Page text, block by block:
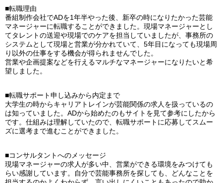
■転職理由
番組制作会社でADを1年半やった後、新卒の時になりたかった芸能
マネージャーに転職することができました。現場マネージャーとし
てタレントの送迎や現場でのケアを担当していましたが、事務所の
システムとして現場と営業が分かれていて、5年目になっても現場周
り以外の仕事をする機会が得られませんでした。
営業や企画提案などを行えるマルチなマネージャーになりたいと希
望しました。
■転職サポート申し込みから内定まで
大学生の時からキャリアトレインが芸能関係の求人を扱っているの
は知っていました。ADから始めたのもサイトを見て参考にしたから
です。仕組みは理解していたので、転職サポートに応募してスムー
ズに選考まで進むことができました。
■コンサルタントへのメッセージ
現場マネージャーの求人が多い中、営業ができる環境をみつけても
らい感謝しています。自分で芸能事務所を探しても、どんなことを